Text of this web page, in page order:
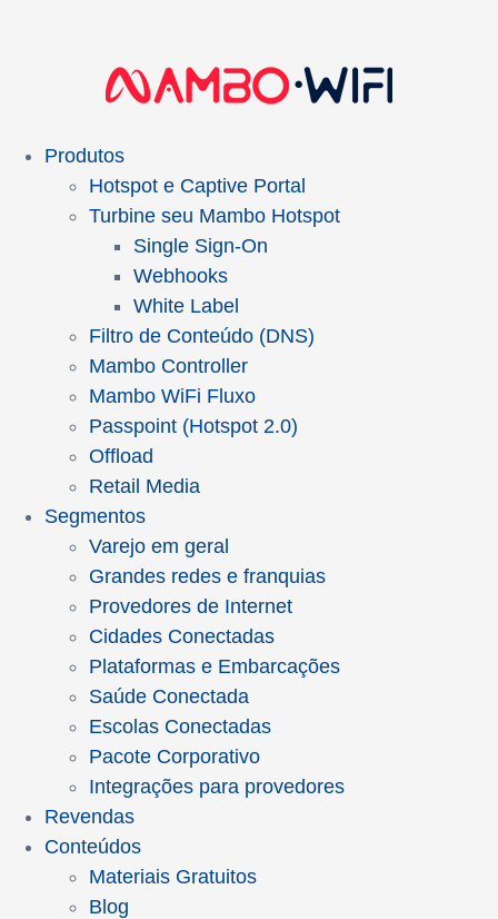
Produtos
Hotspot e Captive Portal
Turbine seu Mambo Hotspot
Single Sign-On
Webhooks
White Label
Filtro de Conteúdo (DNS)
Mambo Controller
Mambo WiFi Fluxo
Passpoint (Hotspot 2.0)
Offload
Retail Media
Segmentos
Varejo em geral
Grandes redes e franquias
Provedores de Internet
Cidades Conectadas
Plataformas e Embarcações
Saúde Conectada
Escolas Conectadas
Pacote Corporativo
Integrações para provedores
Revendas
Conteúdos
Materiais Gratuitos
Blog